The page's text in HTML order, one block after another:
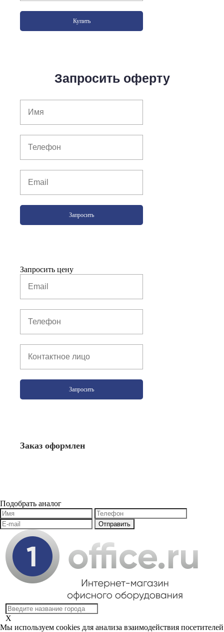
Купить
Запросить оферту
Запросить
Запросить цену
Запросить
Заказ оформлен
Подобрать аналог
X
Мы используем cookies для анализа взаимодействия посетителей